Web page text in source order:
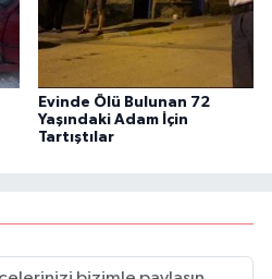
Evinde Ölü Bulunan 72
Yaşındaki Adam İçin
Tartıştılar